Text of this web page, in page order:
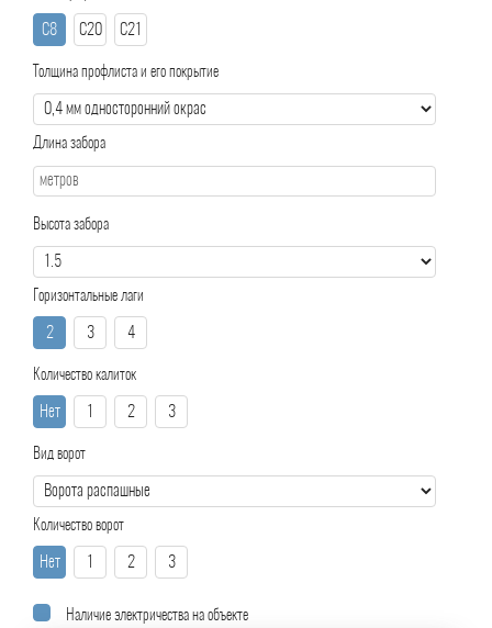
С8 С20 С21
Толщина профлиста и его покрытие
Длина забора
Высота забора
Горизонтальные лаги
2 3 4
Количество калиток
Нет 2 3
Вид ворот
Количество ворот
Нет 2 3
Наличие электричества на объекте